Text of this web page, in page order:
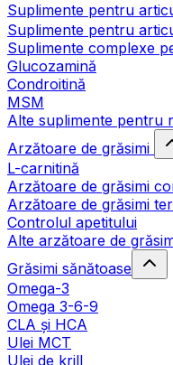
Suplimente pentru
Suplimente pentru
Suplimente complexe
Glucozamină
Condroitină
MSM
Alte suplimente pentru
Arzătoare de grăsimi
L-carnitină
Arzătoare de grăsimi
Arzătoare de grăsimi
Controlul apetitului
Alte arzătoare de
Grăsimi sănătoase
Omega-3
Omega 3-6-9
CLA şi HCA
Ulei MCT
Ulei de krill